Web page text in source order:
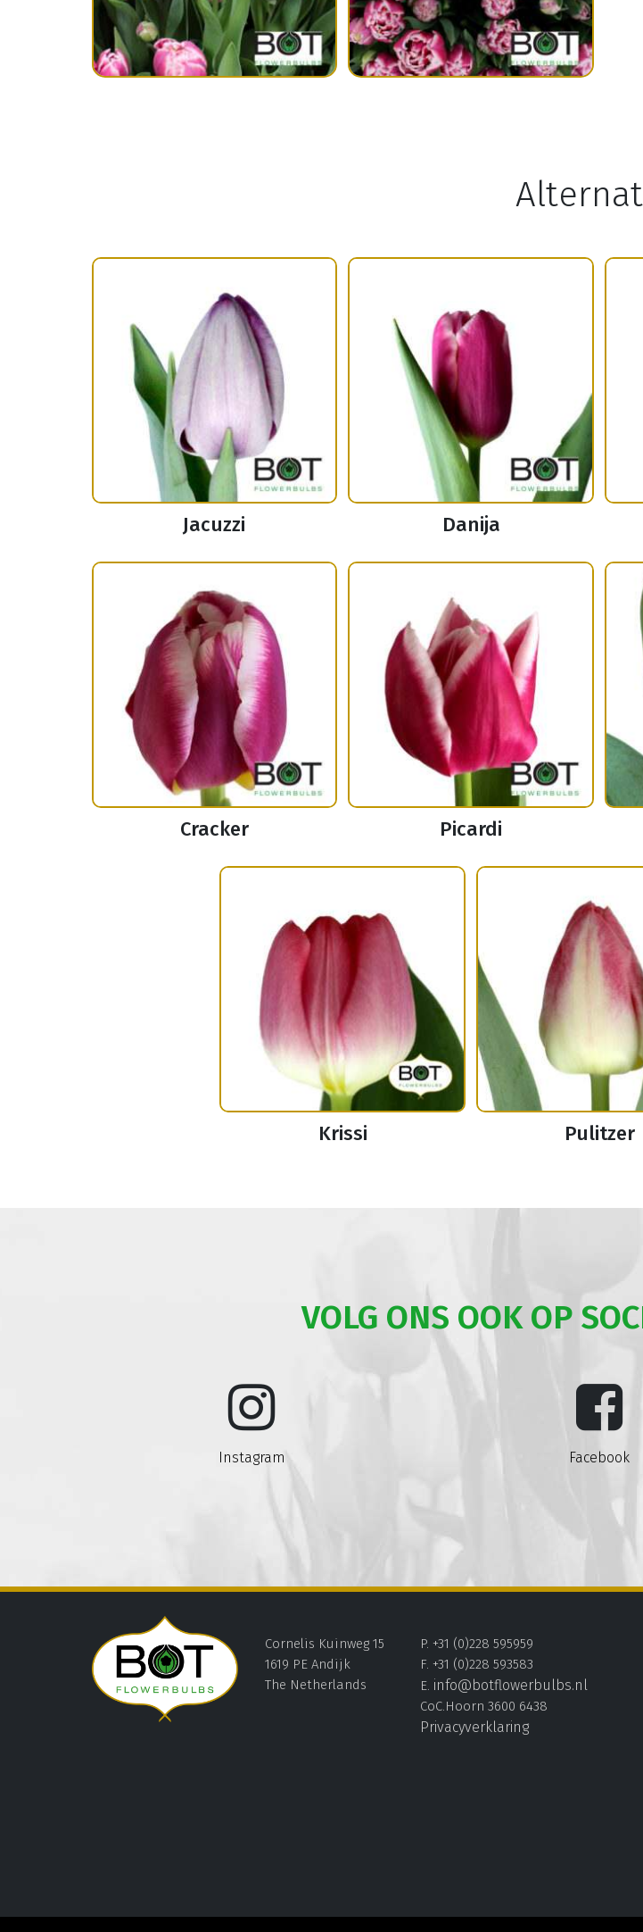
Jacuzzi Danija
Cracker Picardi
Krissi Pulitzer
VOLG ONS OOK OP
Instagram Facebook
Cornelis Kuinweg 15
1619 PE Andijk
The Netherlands
P. +31 (0)228 595959
F. +31 (0)228 593583
E. info@botflowerbulbs.nl
CoC.Hoorn 3600 6438
Privacyverklaring